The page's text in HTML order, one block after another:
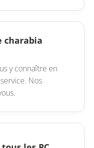
charabia
y connaître en
Nos